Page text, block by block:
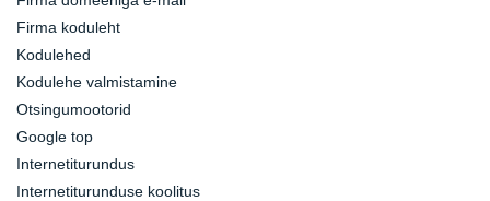
Firma koduleht
Kodulehed
Kodulehe valmistamine
Otsingumootorid
Google top
Internetiturundus
Internetiturunduse koolitus